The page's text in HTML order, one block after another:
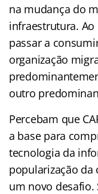
na mudança do
infraestrutura.
passar a
organização
outro
Percebam que
a base para
tecnologia da
popularização
um novo desafio.